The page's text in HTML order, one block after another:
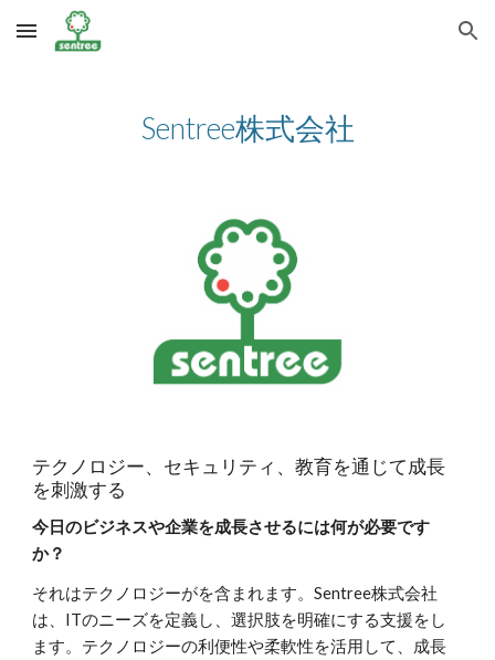
Skip to main content Skip to navigation
Sentree株式会社
テクノロジー、セキュリティ、教育を通じて成長
を刺激する
今日のビジネスや企業を成長させるには何が必要です
か？
それはテクノロジーがを含まれます。Sentree株式会社
は、ITのニーズを定義し、選択肢を明確にする支援をし
ます。テクノロジーの利便性や柔軟性を活用して、成長